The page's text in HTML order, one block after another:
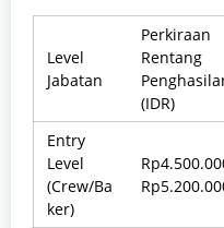
Level
Jabatan
Perkiraan
Rentang
(IDR)
Entry
Level
(Crew/Ba
ker)